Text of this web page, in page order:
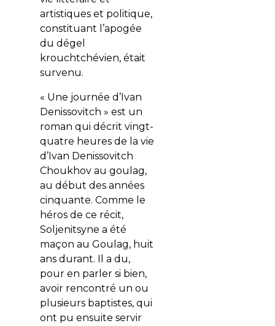
artistiques et politique,
constituant l’apogée
du dégel
krouchtchévien, était
survenu.
« Une journée d’Ivan
Denissovitch » est un
roman qui décrit vingt-
quatre heures de la vie
d’Ivan Denissovitch
Choukhov au goulag,
au début des années
cinquante. Comme le
héros de ce récit,
Soljenitsyne a été
maçon au Goulag, huit
ans durant. Il a du,
pour en parler si bien,
avoir rencontré un ou
plusieurs baptistes, qui
ont pu ensuite servir